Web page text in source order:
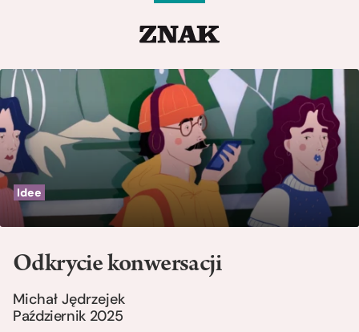
Idee
Odkrycie konwersacji
Michał Jędrzejek
Październik 2025